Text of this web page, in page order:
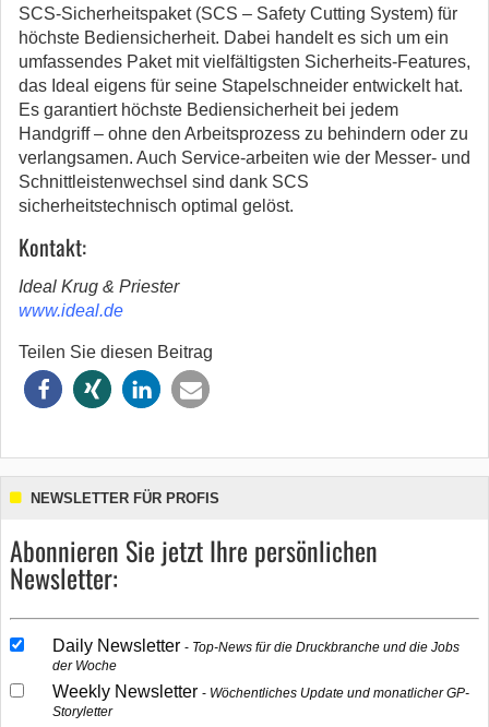
SCS-Sicherheitspaket (SCS – Safety Cutting System) für
höchste Bediensicherheit. Dabei handelt es sich um ein
umfassendes Paket mit vielfältigsten Sicherheits-Features,
das Ideal eigens für seine Stapelschneider entwickelt hat.
Es garantiert höchste Bediensicherheit bei jedem
Handgriff – ohne den Arbeitsprozess zu behindern oder zu
verlangsamen. Auch Service-arbeiten wie der Messer- und
Schnittleistenwechsel sind dank SCS
sicherheitstechnisch optimal gelöst.
Kontakt:
Ideal Krug & Priester
www.ideal.de
Teilen Sie diesen Beitrag
NEWSLETTER FÜR PROFIS
Abonnieren Sie jetzt Ihre persönlichen
Newsletter:
Daily Newsletter
Top-News für die Druckbranche und die Jobs
der Woche
Weekly Newsletter
Wöchentliches Update und monatlicher GP-
Storyletter